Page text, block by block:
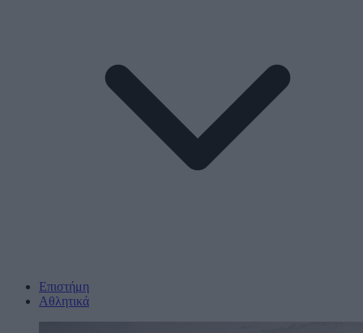
Επιστήμη
Αθλητικά